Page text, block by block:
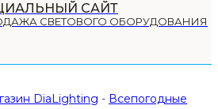
САЙТ
СВЕТОВОГО ОБОРУДОВАНИЯ
DiaLighting - Всепогодные